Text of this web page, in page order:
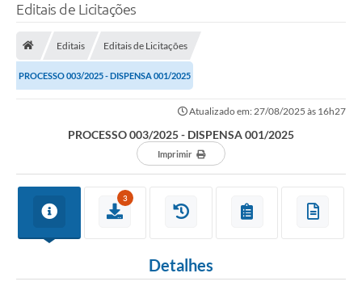
Editais de Licitações
Editais Editais de Licitações
PROCESSO 003/2025 - DISPENSA 001/2025
Atualizado em: 27/08/2025 às 16h27
PROCESSO 003/2025 - DISPENSA 001/2025
Imprimir
3
Detalhes